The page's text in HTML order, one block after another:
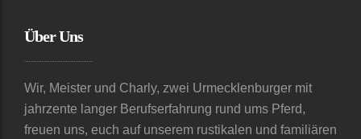
Über Uns
Wir, Meister und Charly, zwei Urmecklenburger mit
jahrzente langer Berufserfahrung rund ums Pferd,
freuen uns, euch auf unserem rustikalen und familiären